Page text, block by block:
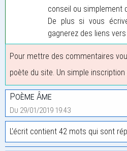
conseil ou simplement
De plus si vous
gagnerez des liens vers
Pour mettre des commentaires
poète du site. Un simple
Poème Âme
Du 29/01/2019 19:43
L'écrit contient 42 mots qui sont